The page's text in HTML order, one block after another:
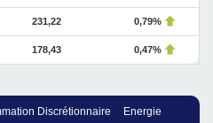
231,22 0,79%
178,43 0,47%
Discrétionnaire Energie